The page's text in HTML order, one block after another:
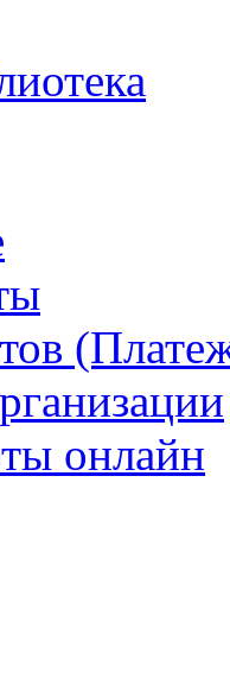
онлайн